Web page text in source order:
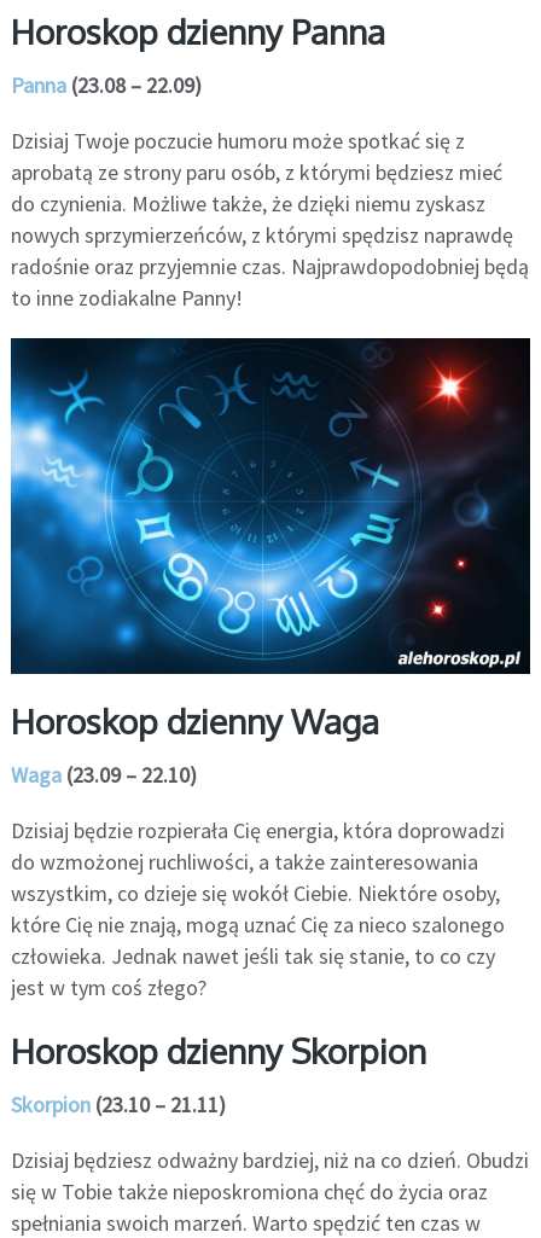
Horoskop dzienny Panna
Panna(23.08 – 22.09)
Dzisiaj Twoje poczucie humoru może spotkać się z
aprobatą ze strony paru osób, z którymi będziesz mieć
do czynienia. Możliwe także, że dzięki niemu zyskasz
nowych sprzymierzeńców, z którymi spędzisz naprawdę
radośnie oraz przyjemnie czas. Najprawdopodobniej będą
to inne zodiakalne Panny!
Horoskop dzienny Waga
Waga(23.09 – 22.10)
Dzisiaj będzie rozpierała Cię energia, która doprowadzi
do wzmożonej ruchliwości, a także zainteresowania
wszystkim, co dzieje się wokół Ciebie. Niektóre osoby,
które Cię nie znają, mogą uznać Cię za nieco szalonego
człowieka. Jednak nawet jeśli tak się stanie, to co czy
jest w tym coś złego?
Horoskop dzienny Skorpion
Skorpion(23.10 – 21.11)
Dzisiaj będziesz odważny bardziej, niż na co dzień. Obudzi
się w Tobie także nieposkromiona chęć do życia oraz
spełniania swoich marzeń. Warto spędzić ten czas w